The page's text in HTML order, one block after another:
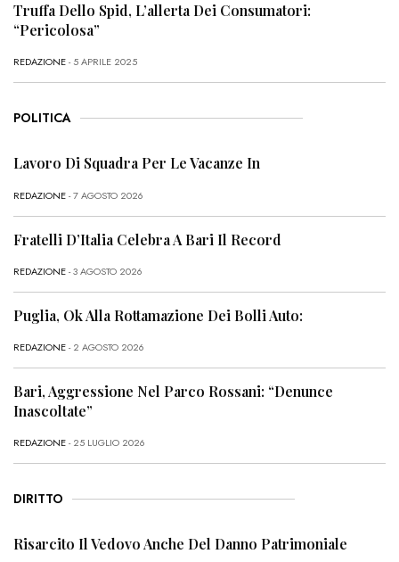
Truffa Dello Spid, L’allerta Dei Consumatori:
“Pericolosa”
REDAZIONE- 5 APRILE 2025
POLITICA
Lavoro Di Squadra Per Le Vacanze In
REDAZIONE- 7 AGOSTO 2026
Fratelli D’Italia Celebra A Bari Il Record
REDAZIONE- 3 AGOSTO 2026
Puglia, Ok Alla Rottamazione Dei Bolli Auto:
REDAZIONE- 2 AGOSTO 2026
Bari, Aggressione Nel Parco Rossani: “Denunce
Inascoltate”
REDAZIONE- 25 LUGLIO 2026
DIRITTO
Risarcito Il Vedovo Anche Del Danno Patrimoniale